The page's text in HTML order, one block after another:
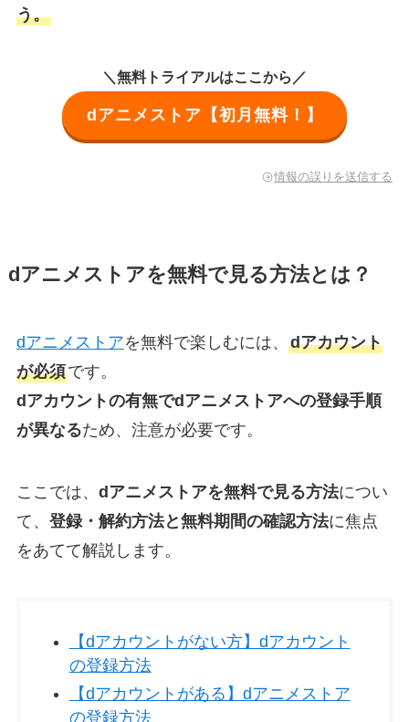
う。
＼無料トライアルはここから／
dアニメストア【初月無料！】
情報の誤りを送信する
dアニメストアを無料で見る方法とは？
dアニメストアを無料で楽しむには、 dアカウント
が必須です。
dアカウントの有無でdアニメストアへの登録手順
が異なるため、注意が必要です。
ここでは、 dアニメストアを無料で見る方法につい
て、 登録・解約方法と無料期間の確認方法に焦点
をあてて解説します。
【dアカウントがない方】dアカウント
の登録方法
【dアカウントがある】dアニメストア
の登録方法